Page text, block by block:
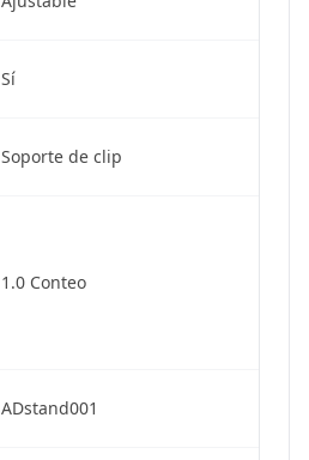
Sí
Soporte de clip
1.0 Conteo
ADstand001